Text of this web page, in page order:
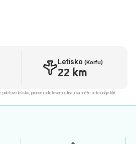
Letisko (Korfu)
22 km
letisko, pri inom odletovom letisku sa môžu tieto údaje líšiť.